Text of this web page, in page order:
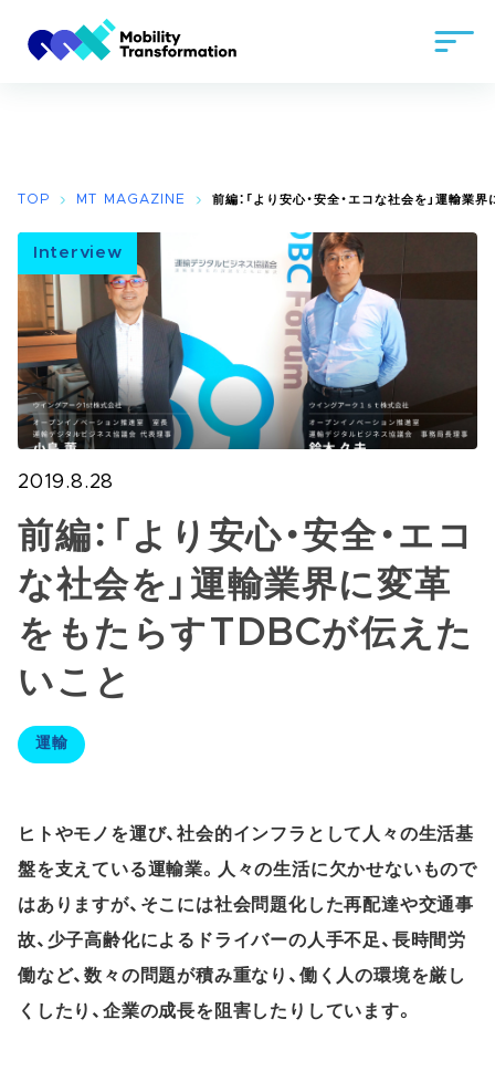
TOP MT MAGAZINE 前編：「より安心・安全・エコな社会を」運輸
Interview
2019.8.28
前編：「より安心・安全・エコ
な社会を」運輸業界に変革
をもたらすTDBCが伝えた
いこと
運輸
ヒトやモノを運び、社会的インフラとして人々の生活基
盤を支えている運輸業。人々の生活に欠かせないもので
はありますが、そこには社会問題化した再配達や交通事
故、少子高齢化によるドライバーの人手不足、長時間労
働など、数々の問題が積み重なり、働く人の環境を厳し
くしたり、企業の成長を阻害したりしています。